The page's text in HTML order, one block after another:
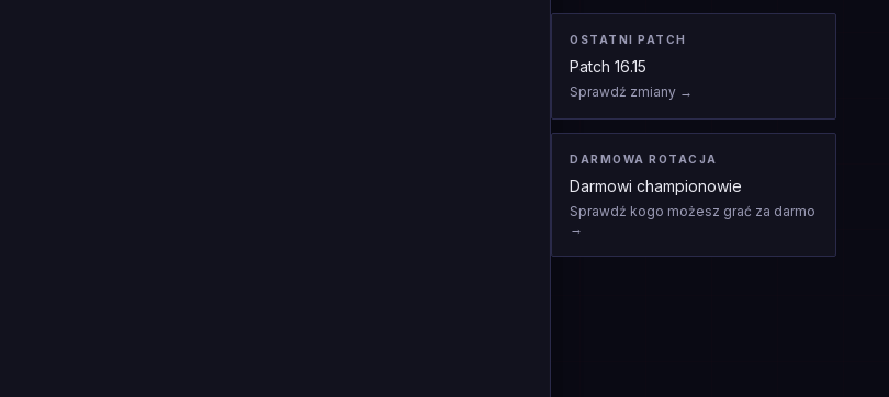
OSTATNI PATCH
Patch 16.15
Sprawdź zmiany →
DARMOWA ROTACJA
Darmowi championowie
Sprawdź kogo możesz grać za darmo
→